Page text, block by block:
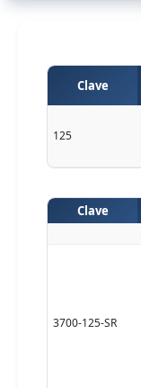
Clave
125
Clave
3700-125-SR